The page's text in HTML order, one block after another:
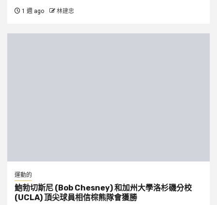
1 週 ago 林建忠
運動的
鮑勃切斯尼 (Bob Chesney) 和加州大學洛杉磯分校
(UCLA) 頂尖球員相信棕熊隊會獲勝